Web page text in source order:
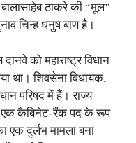
ठाकरे की “मूल”
चिन्ह धनुष बाण है।
को महाराष्ट्र विधान
था। शिवसेना विधायक,
परिषद में हैं। राज्य
एक कैबिनेट-रैंक पद के रूप
एक दुर्लभ मामला बना